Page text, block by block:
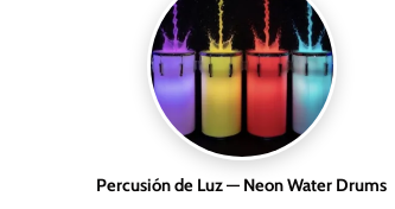
Percusión de Luz — Neon Water Drums